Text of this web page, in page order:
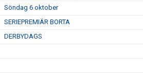
Söndag 6 oktober
SERIEPREMIÄR BORTA
DERBYDAGS